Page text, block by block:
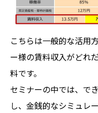
こちらは一般的な活用
ー様の賃料収入がどれ
料です。
セミナーの中では、で
し、金銭的なシミュレ